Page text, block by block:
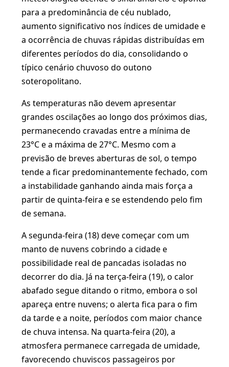
para a predominância de céu nublado,
aumento significativo nos índices de umidade e
a ocorrência de chuvas rápidas distribuídas em
diferentes períodos do dia, consolidando o
típico cenário chuvoso do outono
soteropolitano.
As temperaturas não devem apresentar
grandes oscilações ao longo dos próximos dias,
permanecendo cravadas entre a mínima de
23°C e a máxima de 27°C. Mesmo com a
previsão de breves aberturas de sol, o tempo
tende a ficar predominantemente fechado, com
a instabilidade ganhando ainda mais força a
partir de quinta-feira e se estendendo pelo fim
de semana.
A segunda-feira (18) deve começar com um
manto de nuvens cobrindo a cidade e
possibilidade real de pancadas isoladas no
decorrer do dia. Já na terça-feira (19), o calor
abafado segue ditando o ritmo, embora o sol
apareça entre nuvens; o alerta fica para o fim
da tarde e a noite, períodos com maior chance
de chuva intensa. Na quarta-feira (20), a
atmosfera permanece carregada de umidade,
favorecendo chuviscos passageiros por